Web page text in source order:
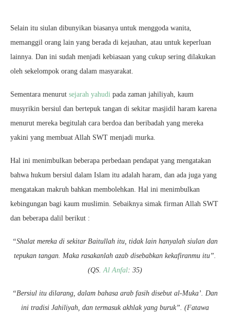
Selain itu siulan dibunyikan biasanya untuk menggoda wanita,
memanggil orang lain yang berada di kejauhan, atau untuk keperluan
lainnya. Dan ini sudah menjadi kebiasaan yang cukup sering dilakukan
oleh sekelompok orang dalam masyarakat.
Sementara menurut sejarah yahudi pada zaman jahiliyah, kaum
musyrikin bersiul dan bertepuk tangan di sekitar masjidil haram karena
menurut mereka begitulah cara berdoa dan beribadah yang mereka
yakini yang membuat Allah SWT menjadi murka.
Hal ini menimbulkan beberapa perbedaan pendapat yang mengatakan
bahwa hukum bersiul dalam Islam itu adalah haram, dan ada juga yang
mengatakan makruh bahkan membolehkan. Hal ini menimbulkan
kebingungan bagi kaum muslimin. Sebaiknya simak firman Allah SWT
dan beberapa dalil berikut :
“Shalat mereka di sekitar Baitullah itu, tidak lain hanyalah siulan dan
tepukan tangan. Maka rasakanlah azab disebabkan kekafiranmu itu”.
(QS.Al Anfal: 35)
“Bersiul itu dilarang, dalam bahasa arab fasih disebut al-Muka’. Dan
ini tradisi Jahiliyah, dan termasuk akhlak yang buruk”. (Fatawa